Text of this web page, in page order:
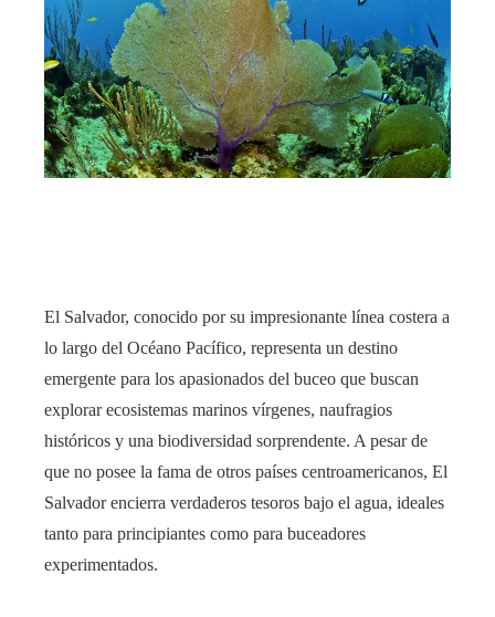
El Salvador, conocido por su impresionante línea costera a
lo largo del Océano Pacífico, representa un destino
emergente para los apasionados del buceo que buscan
explorar ecosistemas marinos vírgenes, naufragios
históricos y una biodiversidad sorprendente. A pesar de
que no posee la fama de otros países centroamericanos, El
Salvador encierra verdaderos tesoros bajo el agua, ideales
tanto para principiantes como para buceadores
experimentados.